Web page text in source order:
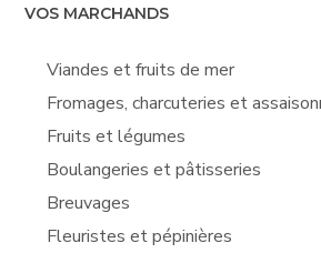
VOS MARCHANDS
Viandes et fruits de mer
Fromages, charcuteries et
Fruits et légumes
Boulangeries et pâtisseries
Breuvages
Fleuristes et pépinières